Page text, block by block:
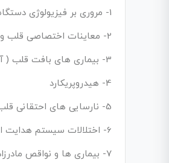
1- مروری بر فیزیولوژی دستگاه گردش خون در اسب
2- معاینات اختصاصی قلب و عروق در اسب
3- بیماری های بافت قلب ( آندوکاردیت، میوکاردیت، پریکاردیت )
4- هیدروپریکارد
5- نارسایی های احتقانی قلب
6- اختلالات سیستم هدایت الکتریکی قلب و انواع آریتمی های قلبی
7- بیماری ها و نواقص مادرزادی قلب